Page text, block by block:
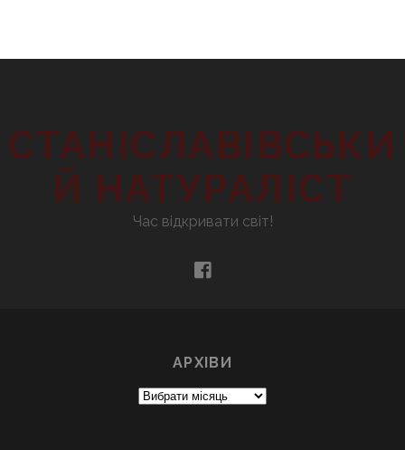
СТАНІСЛАВІВСЬКИ
Й НАТУРАЛІСТ
Час відкривати світ!
facebook
АРХІВИ
Архіви